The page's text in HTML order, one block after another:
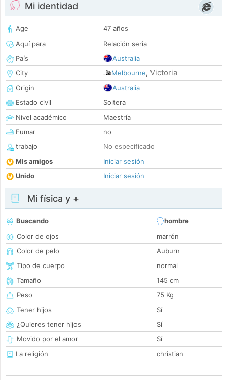
Mi identidad
Age
47 años
Aquí para
Relación seria
País
Australia
City
Melbourne, Victoria
Origin
Australia
Estado civil
Soltera
Nivel académico
Maestría
Fumar
no
trabajo
No especificado
Mis amigos
Iniciar sesión
Unido
Iniciar sesión
Mi física y +
Buscando
hombre
Color de ojos
marrón
Color de pelo
Auburn
Tipo de cuerpo
normal
Tamaño
145 cm
Peso
75 Kg
Tener hijos
Sí
¿Quieres tener hijos
Sí
Movido por el amor
Sí
La religión
christian